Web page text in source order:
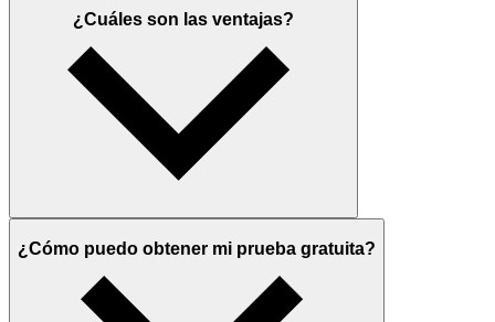
¿Cuáles son las ventajas?
¿Cómo puedo obtener mi prueba gratuita?